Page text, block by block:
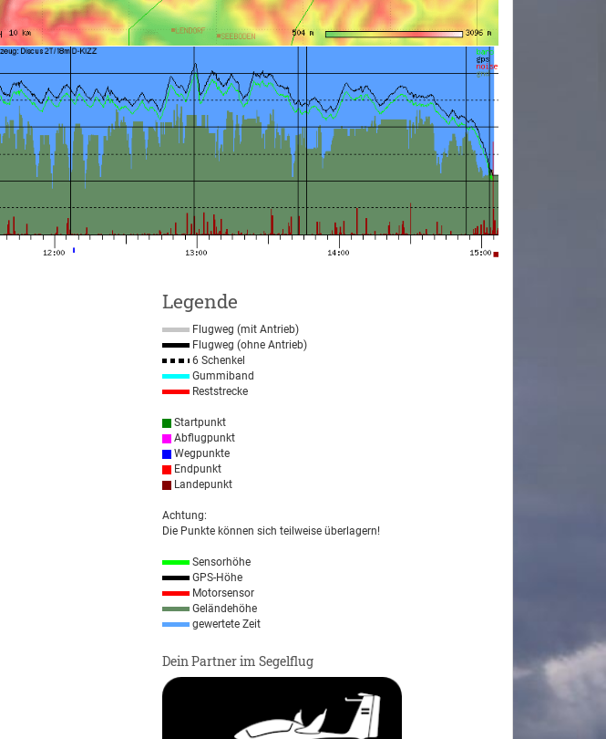
Legende
Flugweg (mit Antrieb)
Flugweg (ohne Antrieb)
6 Schenkel
Gummiband
Reststrecke
Startpunkt
Abflugpunkt
Wegpunkte
Endpunkt
Landepunkt
Achtung:
Die Punkte können sich teilweise überlagern!
Sensorhöhe
GPS-Höhe
Motorsensor
Geländehöhe
gewertete Zeit
Dein Partner im Segelflug